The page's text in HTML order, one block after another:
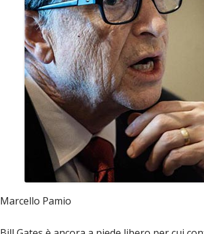
finestra
finestra
finestra
finestra
finestra
vi
di
Marcello Pamio